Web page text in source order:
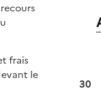
frais
le
30